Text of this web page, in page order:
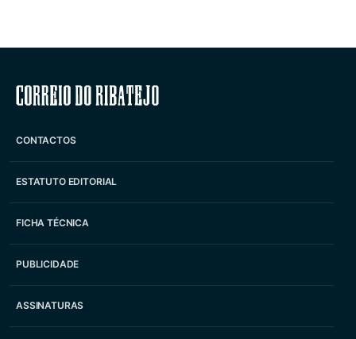
Correio do Ribatejo
CONTACTOS
ESTATUTO EDITORIAL
FICHA TÉCNICA
PUBLICIDADE
ASSINATURAS